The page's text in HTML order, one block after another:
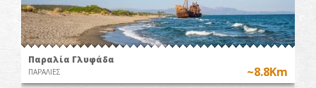
Παραλία Γλυφάδα
ΠΑΡΑΛΙΕΣ ~8.8Km